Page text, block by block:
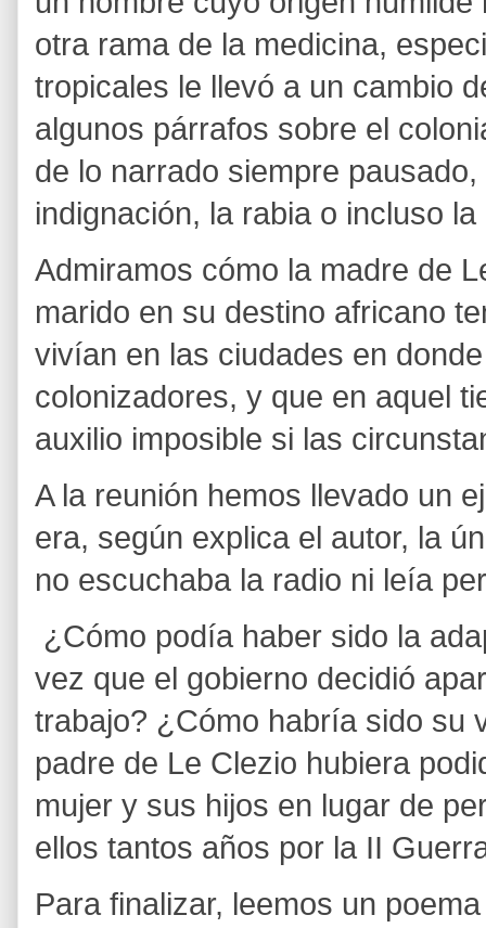
otra rama de la medicina,
tropicales le llevó a un cambio
algunos párrafos sobre el
de lo narrado siempre
indignación, la rabia o incluso la
Admiramos cómo la madre de
marido en su destino africano
vivían en las ciudades en
colonizadores, y que en aquel
auxilio imposible si las
A la reunión hemos llevado un
era, según explica el autor, la
no escuchaba la radio ni leía
¿Cómo podía haber sido la
vez que el gobierno decidió
trabajo? ¿Cómo habría sido su
padre de Le Clezio hubiera
mujer y sus hijos en lugar de
ellos tantos años por la II
Para finalizar, leemos un